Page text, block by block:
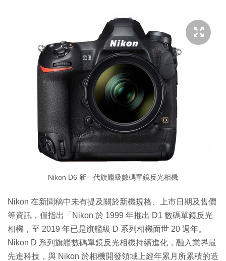
Nikon D6 新一代旗艦級數碼單鏡反光相機
Nikon 在新聞稿中未有提及關於新機規格、上市日期及售價
等資訊，僅指出「Nikon 於 1999 年推出 D1 數碼單鏡反光
相機，至 2019 年已是旗艦級 D 系列相機面世 20 週年。
Nikon D 系列旗艦數碼單鏡反光相機持續進化，融入業界最
先進科技，與 Nikon 於相機開發領域上經年累月所累積的造